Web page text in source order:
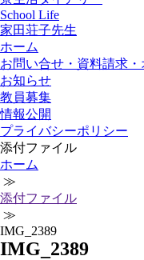
School Life
家田荘子先生
ホーム
お問い合せ・資料請求
お知らせ
教員募集
情報公開
プライバシーポリシー
添付ファイル
ホーム
≫
添付ファイル
≫
IMG_2389
IMG_2389